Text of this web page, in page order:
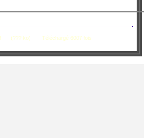
(??? ko) Téléchargé 6007 fois